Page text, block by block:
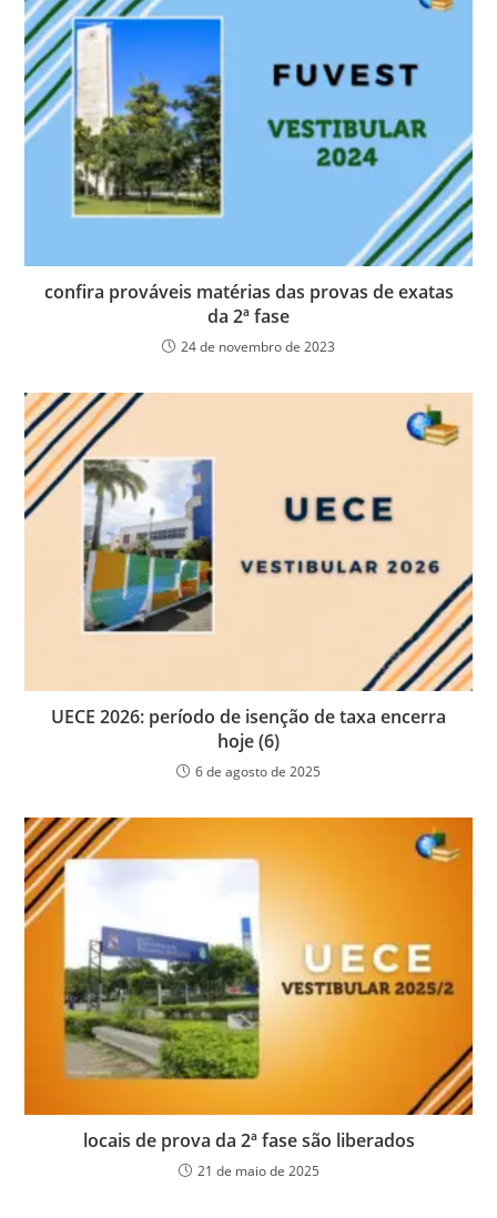
confira prováveis matérias das provas de exatas
da 2ª fase
24 de novembro de 2023
UECE 2026: período de isenção de taxa encerra
hoje (6)
6 de agosto de 2025
locais de prova da 2ª fase são liberados
21 de maio de 2025